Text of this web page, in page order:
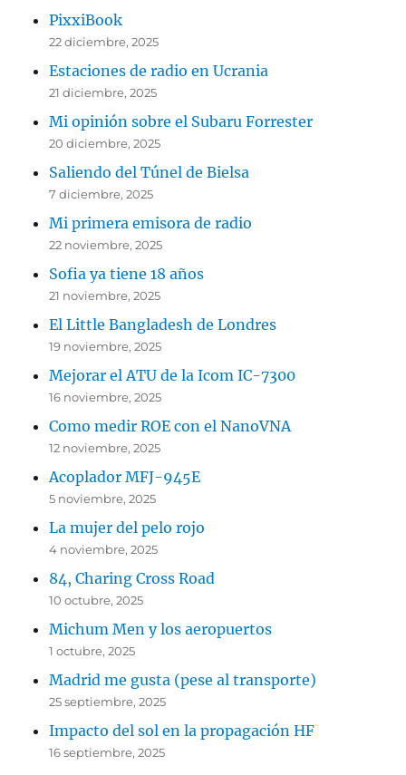
PixxiBook
22 diciembre, 2025
Estaciones de radio en Ucrania
21 diciembre, 2025
Mi opinión sobre el Subaru Forrester
20 diciembre, 2025
Saliendo del Túnel de Bielsa
7 diciembre, 2025
Mi primera emisora de radio
22 noviembre, 2025
Sofia ya tiene 18 años
21 noviembre, 2025
El Little Bangladesh de Londres
19 noviembre, 2025
Mejorar el ATU de la Icom IC-7300
16 noviembre, 2025
Como medir ROE con el NanoVNA
12 noviembre, 2025
Acoplador MFJ-945E
5 noviembre, 2025
La mujer del pelo rojo
4 noviembre, 2025
84, Charing Cross Road
10 octubre, 2025
Michum Men y los aeropuertos
1 octubre, 2025
Madrid me gusta (pese al transporte)
25 septiembre, 2025
Impacto del sol en la propagación HF
16 septiembre, 2025